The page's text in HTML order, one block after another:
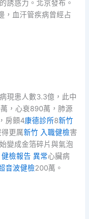
誘惑力。北京發布。
，血汗管疾病曾經占
病現患人數3.3億，此中
，心衰890萬，肺源
房顫4康德診所8新竹
更厲新竹 入職健檢害
變成金箔碎片與氣泡
檢報告 異常心臟病
音波健檢200萬。